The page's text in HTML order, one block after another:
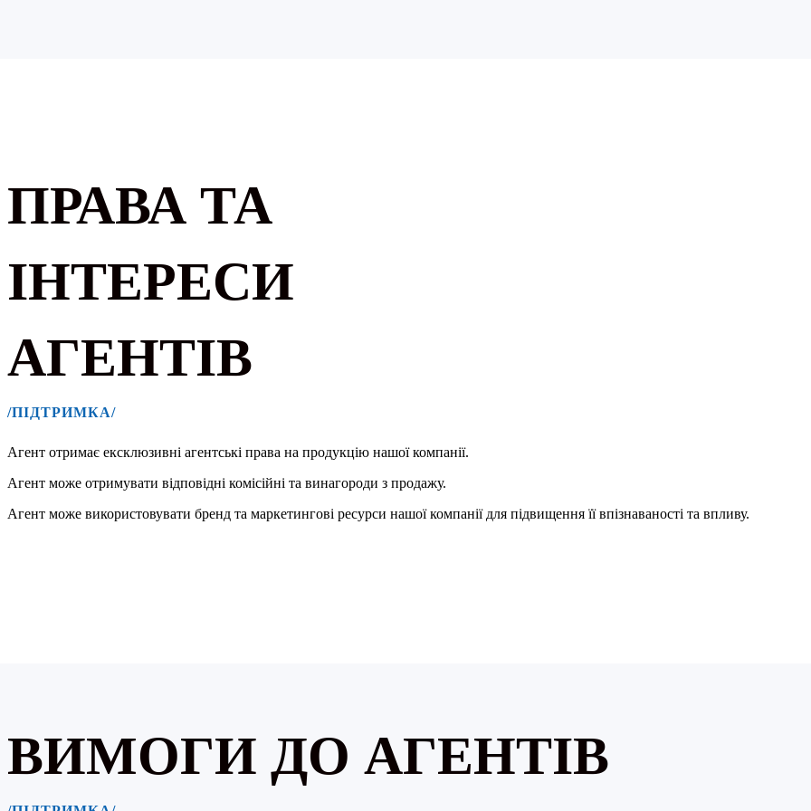
ПРАВА ТА
ІНТЕРЕСИ
АГЕНТІВ
/ПІДТРИМКА/
Агент отримає ексклюзивні агентські права на продукцію нашої компанії.
Агент може отримувати відповідні комісійні та винагороди з продажу.
Агент може використовувати бренд та маркетингові ресурси нашої компанії для підвищення її впізнаваності та впливу.
ВИМОГИ ДО АГЕНТІВ